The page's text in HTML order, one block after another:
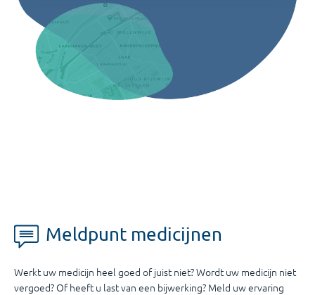
Meldpunt medicijnen
Werkt uw medicijn heel goed of juist niet? Wordt uw medicijn niet
vergoed? Of heeft u last van een bijwerking? Meld uw ervaring